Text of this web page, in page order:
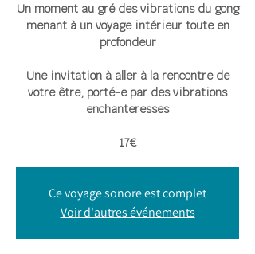
Un moment au gré des vibrations du gong
menant à un voyage intérieur toute en
profondeur
Une invitation à aller à la rencontre de
votre être, porté-e par des vibrations
enchanteresses
17€
Ce voyage sonore est complet
Voir d'autres événements